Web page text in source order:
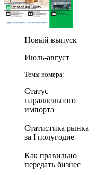
Новый выпуск
Июль-август
Темы номера:
Статус
параллельного
импорта
Статистика рынка
за I полугодие
Как правильно
передать бизнес